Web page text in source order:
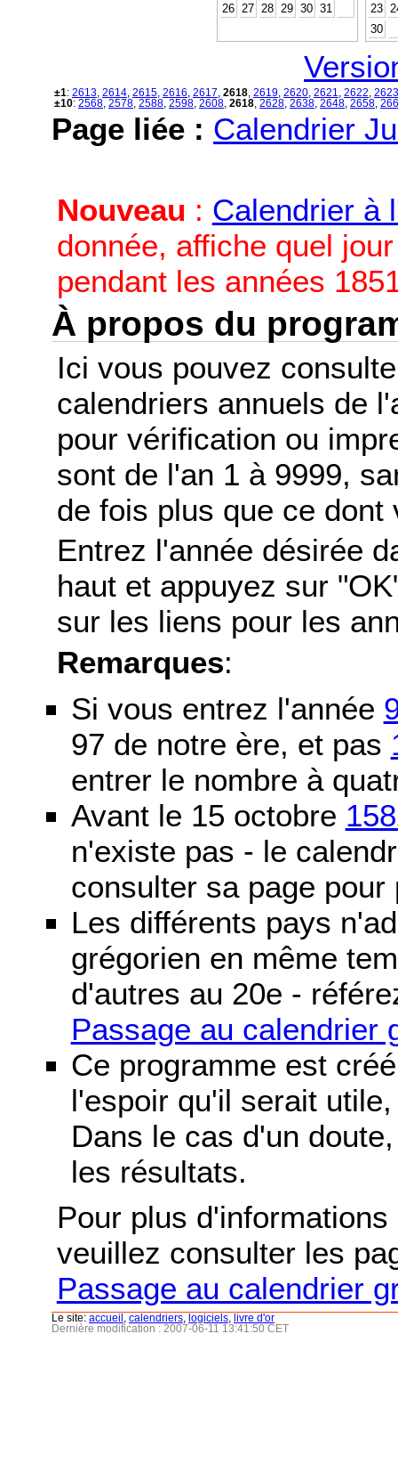
26
27 28 29 30 31
23
30
±1: 2613 2614 2615 2616 2617 2618 2619 2620 2621 2622 2623
±10: 2568 2578 2588 2598 2608 2618 2628 2638 2648 2658
Page liée : Calendrier
Nouveau : Calendrier à
donnée, affiche quel
pendant les années
À propos du
Ici vous pouvez
calendriers annuels de
pour vérification ou
sont de l'an 1 à 9999,
de fois plus que ce dont
Entrez l'année désirée
haut et appuyez sur
sur les liens pour les
Remarques:
Si vous entrez l'année
97 de notre ère, et pas
entrer le nombre à
Avant le 15 octobre
n'existe pas - le
consulter sa page pour
Les différents pays
grégorien en même
d'autres au 20e -
Passage au calendrier
Ce programme est
l'espoir qu'il serait
Dans le cas d'un
les résultats.
Pour plus
veuillez consulter les
Passage au calendrier
Le site: accueil calendriers logiciels
livre d'or
Dernière modification : 2007-06-11 13:41:50 CET